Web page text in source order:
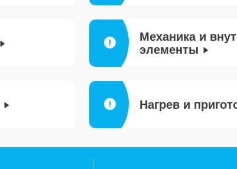
Механика и
элементы
Нагрев и